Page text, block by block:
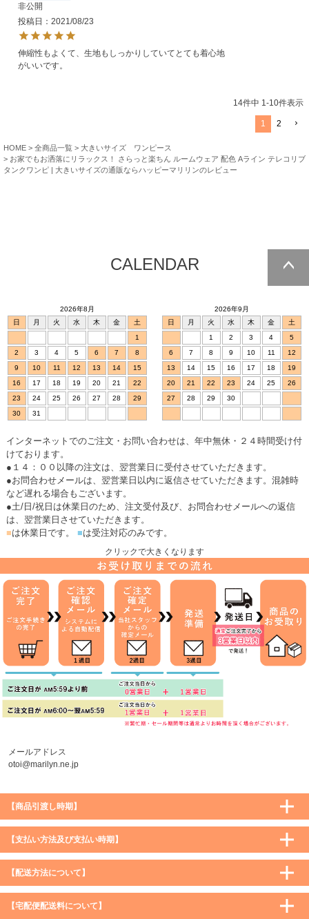
非公開
投稿日
2021/08/23
伸縮性もよくて、生地もしっかりしていてとても着心地
がいいです。
14件中 1 -10件表示
1 2
HOME 全商品一覧
大きいサイズ ワンピース
お家でもお洒落にリラックス！ さらっと楽ちん ルームウェア 配色 Aライン テレコリブ
タンクワンピ | 大きいサイズの通販ならハッピーマリリンのレビュー
CALENDAR
2026年8月
日
月 火 水 木 金
土
1
2
3 4 5 6 7
8
9
10 11 12 13 14
15
16
17 18 19 20 21
22
23
24 25 26 27 28
29
30
31
2026年9月
日
月 火 水 木 金
土
1
2 3 4
5
6
7 8 9 10 11
12
13
14 15 16 17 18
19
20
21 22 23 24 25
26
27
28 29 30
インターネットでのご注文・お問い合わせは、年中無休・２４時間受け付
けております。
●１４：００以降の注文は、翌営業日に受付させていただきます。
●お問合わせメールは、翌営業日以内に返信させていただきます。混雑時
など遅れる場合もございます。
●土/日/祝日は休業日のため、注文受付及び、お問合わせメールへの返信
は、翌営業日させていただきます。
■は休業日です。 ■は受注対応のみです。
クリックで大きくなります
メールアドレス
otoi@marilyn.ne.jp
【商品引渡し時期】
【支払い方法及び支払い時期】
【配送方法について】
【宅配便配送料について】